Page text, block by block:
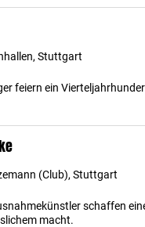
Stuttgart
feiern ein
(Club), Stuttgart
schaffen
macht.